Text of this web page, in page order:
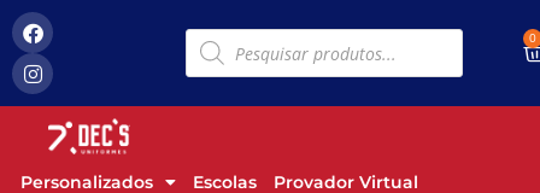
0
Personalizados Escolas Provador Virtual